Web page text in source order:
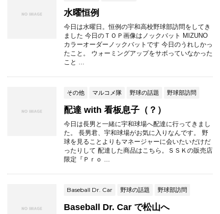
水曜恒例
今日は水曜日。恒例の宇和高校野球部訪問をしてき
ました 今日のＴＯＰ画像はノックバット MIZUNO
カラーオーダーノックバットです 今日のうれしかっ
たこと。 ウォーミングアップをサボっていなかった
こと ...
その他 マルコメ隊 野球の話題 野球部訪問
配達 with 看板息子（？）
今日は長男と一緒に宇和球場へ配達に行ってきまし
た。 長男君、宇和球場がお気に入りなんです。 野
球を見ることよりもマネージャーに会いたいだけだ
ったりして 配達した商品はこちら。ＳＳＫの販売店
限定『Ｐｒｏ ...
Baseball Dr. Car 野球の話題 野球部訪問
Baseball Dr. Car で松山へ